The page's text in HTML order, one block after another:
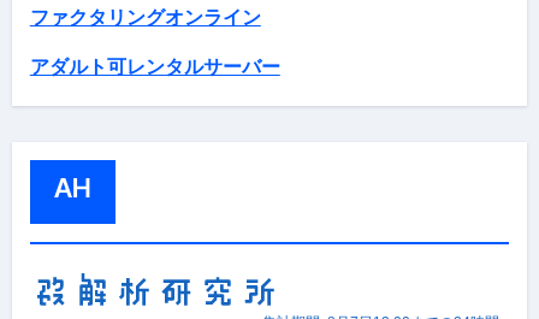
ファクタリングオンライン
アダルト可レンタルサーバー
AH